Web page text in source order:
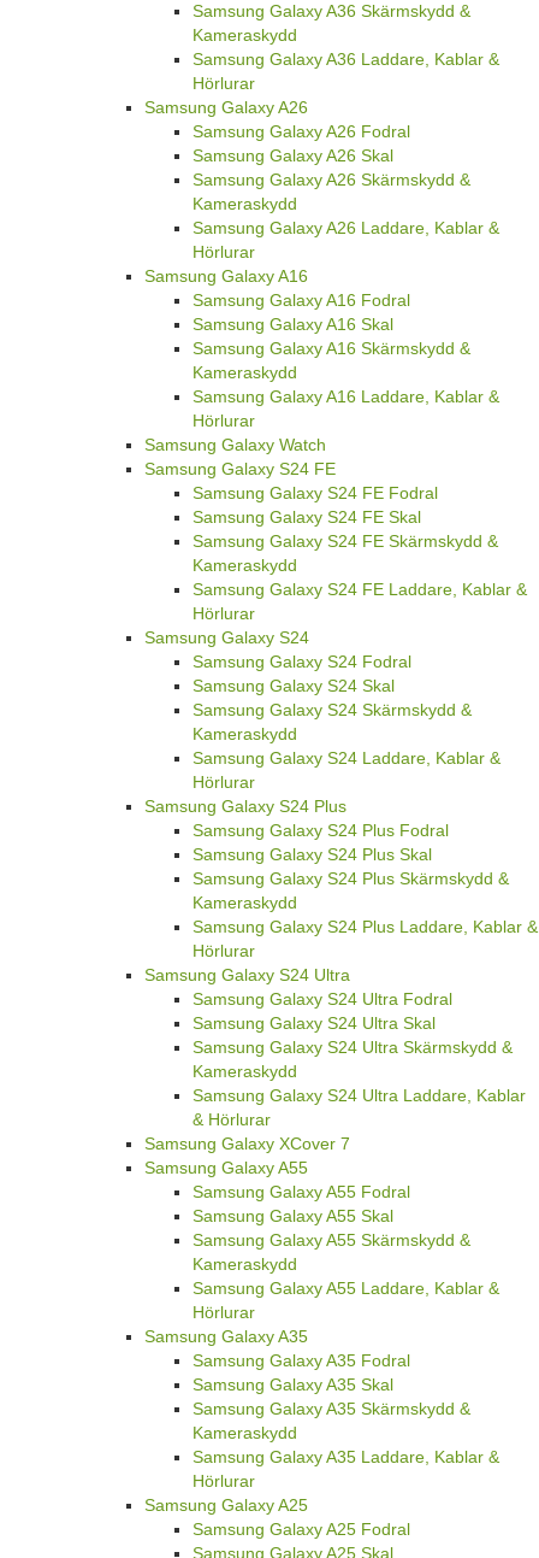
Samsung Galaxy A36 Skärmskydd &
Kameraskydd
Samsung Galaxy A36 Laddare, Kablar &
Hörlurar
Samsung Galaxy A26
Samsung Galaxy A26 Fodral
Samsung Galaxy A26 Skal
Samsung Galaxy A26 Skärmskydd &
Kameraskydd
Samsung Galaxy A26 Laddare, Kablar &
Hörlurar
Samsung Galaxy A16
Samsung Galaxy A16 Fodral
Samsung Galaxy A16 Skal
Samsung Galaxy A16 Skärmskydd &
Kameraskydd
Samsung Galaxy A16 Laddare, Kablar &
Hörlurar
Samsung Galaxy Watch
Samsung Galaxy S24 FE
Samsung Galaxy S24 FE Fodral
Samsung Galaxy S24 FE Skal
Samsung Galaxy S24 FE Skärmskydd &
Kameraskydd
Samsung Galaxy S24 FE Laddare, Kablar &
Hörlurar
Samsung Galaxy S24
Samsung Galaxy S24 Fodral
Samsung Galaxy S24 Skal
Samsung Galaxy S24 Skärmskydd &
Kameraskydd
Samsung Galaxy S24 Laddare, Kablar &
Hörlurar
Samsung Galaxy S24 Plus
Samsung Galaxy S24 Plus Fodral
Samsung Galaxy S24 Plus Skal
Samsung Galaxy S24 Plus Skärmskydd &
Kameraskydd
Samsung Galaxy S24 Plus Laddare, Kablar &
Hörlurar
Samsung Galaxy S24 Ultra
Samsung Galaxy S24 Ultra Fodral
Samsung Galaxy S24 Ultra Skal
Samsung Galaxy S24 Ultra Skärmskydd &
Kameraskydd
Samsung Galaxy S24 Ultra Laddare, Kablar
& Hörlurar
Samsung Galaxy XCover 7
Samsung Galaxy A55
Samsung Galaxy A55 Fodral
Samsung Galaxy A55 Skal
Samsung Galaxy A55 Skärmskydd &
Kameraskydd
Samsung Galaxy A55 Laddare, Kablar &
Hörlurar
Samsung Galaxy A35
Samsung Galaxy A35 Fodral
Samsung Galaxy A35 Skal
Samsung Galaxy A35 Skärmskydd &
Kameraskydd
Samsung Galaxy A35 Laddare, Kablar &
Hörlurar
Samsung Galaxy A25
Samsung Galaxy A25 Fodral
Samsung Galaxy A25 Skal